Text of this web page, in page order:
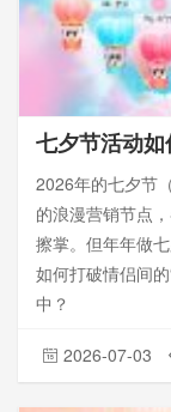
2026年的七夕节
的浪漫营销节点
擦掌。但年年做
如何打破情侣间
中？
2026-07-03